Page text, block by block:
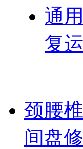
通
复
颈腰
间盘